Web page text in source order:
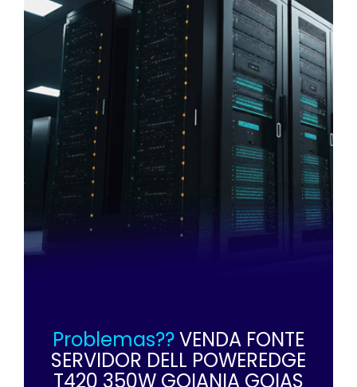
Problemas??VENDA FONTE
SERVIDOR DELL POWEREDGE
T420 350W GOIANIA GOIAS